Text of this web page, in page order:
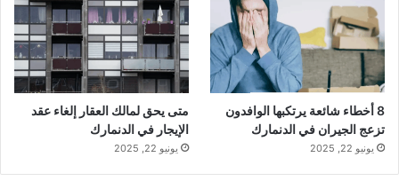
8 أخطاء شائعة يرتكبها الوافدون
تزعج الجيران في الدنمارك
يونيو 22, 2025
متى يحق لمالك العقار إلغاء عقد
الإيجار في الدنمارك
يونيو 22, 2025